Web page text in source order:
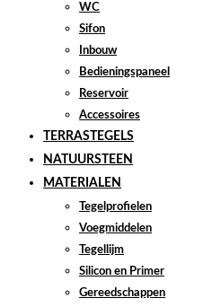
WC
Sifon
Inbouw
Bedieningspaneel
Reservoir
Accessoires
TERRASTEGELS
NATUURSTEEN
MATERIALEN
Tegelprofielen
Voegmiddelen
Tegellijm
Silicon en Primer
Gereedschappen